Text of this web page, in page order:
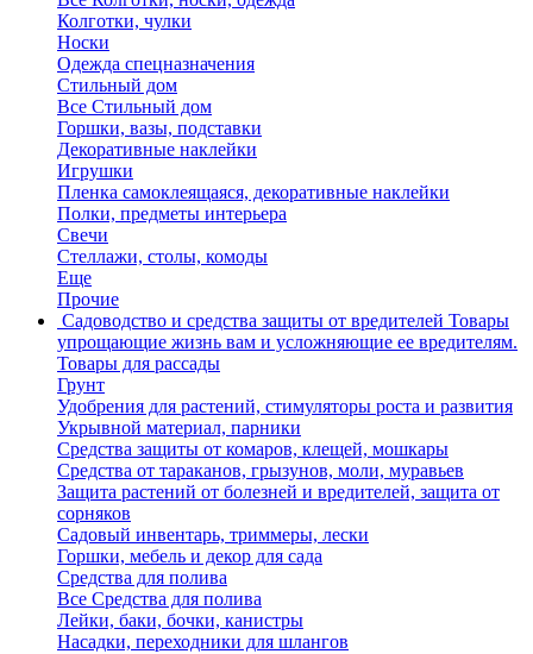
Колготки, чулки
Носки
Одежда спецназначения
Стильный дом
Все Стильный дом
Горшки, вазы, подставки
Декоративные наклейки
Игрушки
Пленка самоклеящаяся, декоративные наклейки
Полки, предметы интерьера
Свечи
Стеллажи, столы, комоды
Еще
Прочие
Садоводство и средства защиты от вредителей Товары
упрощающие жизнь вам и усложняющие ее вредителям.
Товары для рассады
Грунт
Удобрения для растений, стимуляторы роста и развития
Укрывной материал, парники
Средства защиты от комаров, клещей, мошкары
Средства от тараканов, грызунов, моли, муравьев
Защита растений от болезней и вредителей, защита от
сорняков
Садовый инвентарь, триммеры, лески
Горшки, мебель и декор для сада
Средства для полива
Все Средства для полива
Лейки, баки, бочки, канистры
Насадки, переходники для шлангов